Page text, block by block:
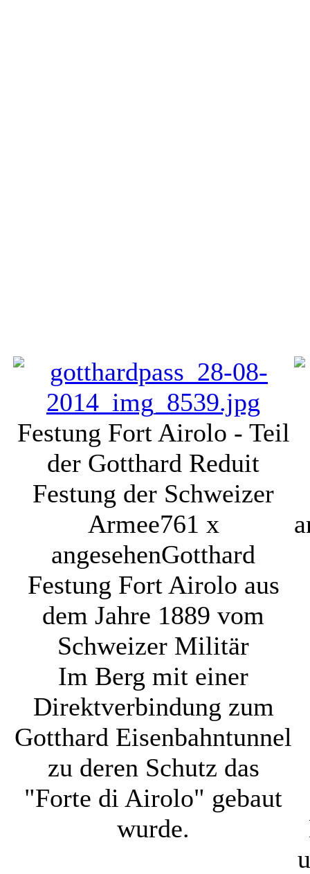
Festung Fort Airolo - Teil
der Gotthard Reduit
Festung der Schweizer
Armee761 x
angesehenGotthard
Festung Fort Airolo aus
dem Jahre 1889 vom
Schweizer Militär
Im Berg mit einer
Direktverbindung zum
Gotthard Eisenbahntunnel
zu deren Schutz das
"Forte di Airolo" gebaut
wurde.